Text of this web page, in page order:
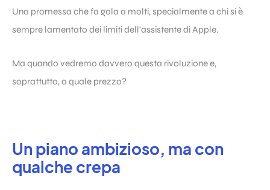
Una promessa che fa gola a molti, specialmente a chi si è
sempre lamentato dei limiti dell’assistente di Apple.
Ma quando vedremo davvero questa rivoluzione e,
soprattutto, a quale prezzo?
Un piano ambizioso, ma con
qualche crepa